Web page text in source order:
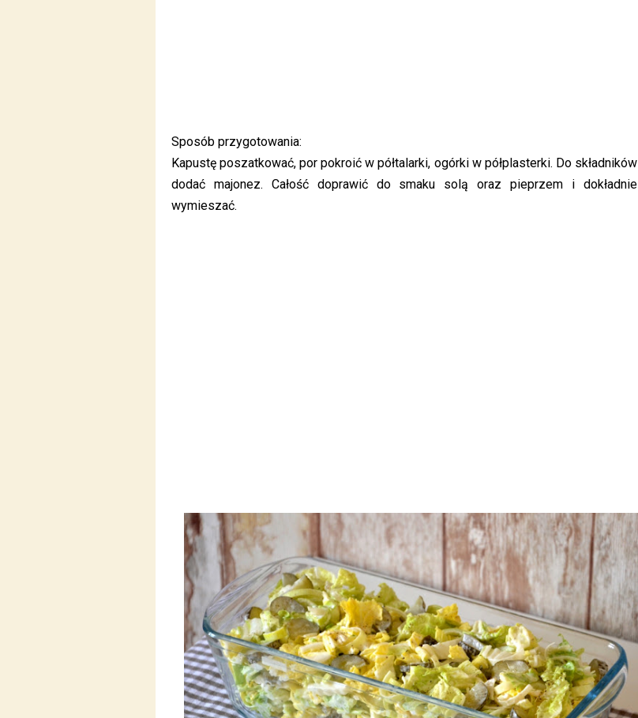
Sposób przygotowania:
Kapustę poszatkować, por pokroić w półtalarki, ogórki w półplasterki. Do składników
dodać majonez. Całość doprawić do smaku solą oraz pieprzem i dokładnie
wymieszać.